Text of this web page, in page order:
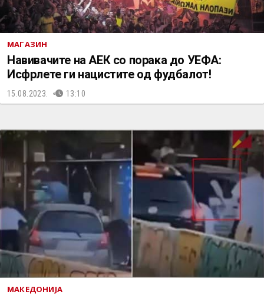
МАГАЗИН
Навивачите на АЕК со порака до УЕФА:
Исфрлете ги нацистите од фудбалот!
15.08.2023. 13:10
МАКЕДОНИЈА